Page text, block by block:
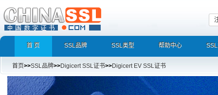
首 页 SSL品牌 SSL类型 帮助中心
首页>>SSL品牌>>Digicert SSL证书>>Digicert EV SSL证书